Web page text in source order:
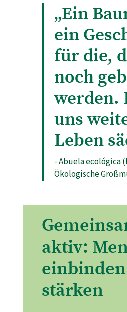
„Ein
ein
für die,
noch
werden.
uns
Leben
- Abuela ecológica
Ökologische
aktiv:
stärken